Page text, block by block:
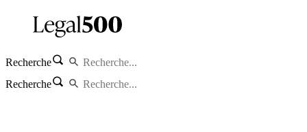
Recherche
Recherche